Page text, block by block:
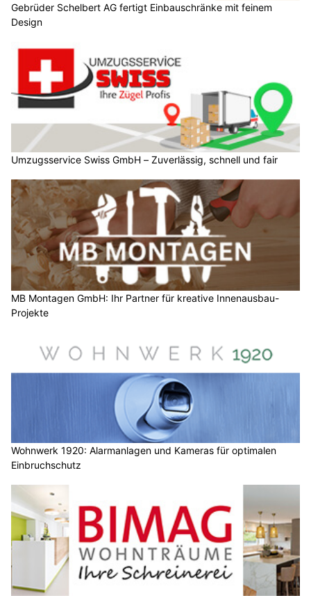
Gebrüder Schelbert AG fertigt Einbauschränke mit feinem
Design
Umzugsservice Swiss GmbH – Zuverlässig, schnell und fair
MB Montagen GmbH: Ihr Partner für kreative Innenausbau-
Projekte
Wohnwerk 1920: Alarmanlagen und Kameras für optimalen
Einbruchschutz